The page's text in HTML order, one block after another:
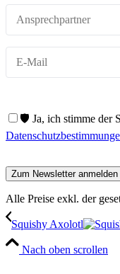
🛡️ Ja, ich stimme der
Alle Preise exkl. der
Squishy Axolotl
Nach oben scrollen